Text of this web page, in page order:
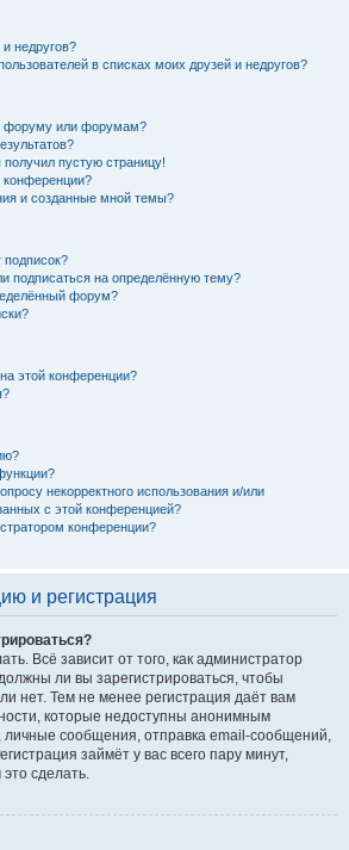
недругов?
в списках моих друзей и недругов?
форуму или форумам?
получил пустую страницу!
конференции?
и созданные мной темы?
подписок?
подписаться на определённую тему?
форум?
этой конференции?
некорректного использования и/или
с этой конференцией?
конференции?
и регистрация
Всё зависит от того, как администратор
ли вы зарегистрироваться, чтобы
нет. Тем не менее регистрация даёт вам
которые недоступны анонимным
личные сообщения, отправка email-сообщений,
займёт у вас всего пару минут,
сделать.